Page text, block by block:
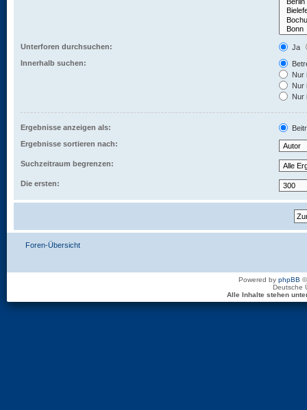
Unterforen durchsuchen:
Ja
Innerhalb suchen:
Nur
Nur
Nur
Ergebnisse anzeigen als:
Ergebnisse sortieren nach:
Suchzeitraum begrenzen:
Die ersten:
Foren-Übersicht
Powered by phpBB
Deutsche
Alle Inhalte stehen